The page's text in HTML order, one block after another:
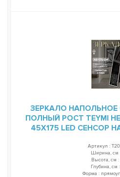
ЗЕРКАЛО
ПОЛНЫЙ РОСТ TEYMI
45Х175 LED СЕНСОР
Артикул :
Ширина, см
Высота, см :
Глубина, см
Форма :